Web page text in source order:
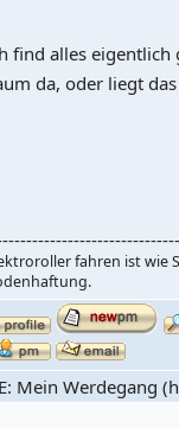
find alles eigentlich
da, oder liegt
fahren ist wie
Mein Werdegang